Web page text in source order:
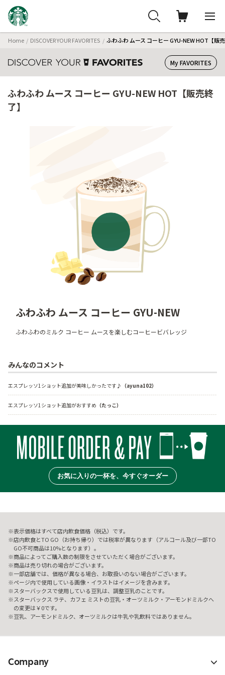
Home DISCOVER YOUR FAVORITES ふわふわ ムース コーヒー GYU-NEW HOT【販
My FAVORITES
ふわふわ ムース コーヒー GYU-NEW HOT【販売終
了】
ふわふわ ムース コーヒー GYU-NEW
ふわふわのミルク コーヒー ムースを楽しむコーヒービバレッジ
みんなのコメント
エスプレッソ1ショット追加が美味しかったです♪ （ayuna102）
エスプレッソ1ショット追加がおすすめ （たっこ）
お気に入りの一杯を、今すぐオーダー
表示価格はすべて店内飲食価格（税込）です。
店内飲食とTO GO（お持ち帰り）では税率が異なります（アルコール及び一部TO
GO不可商品は10%となります）。
商品によってご購入数の制限をさせていただく場合がございます。
商品は売り切れの場合がございます。
一部店舗では、価格が異なる場合、お取扱いのない場合がございます。
ページ内で使用している画像・イラストはイメージを含みます。
スターバックスで使用している豆乳は、調整豆乳のことです。
スターバックス ラテ、カフェ ミストの豆乳・オーツミルク・アーモンドミルクへ
の変更は￥0です。
豆乳、アーモンドミルク、オーツミルクは牛乳や乳飲料ではありません。
Company